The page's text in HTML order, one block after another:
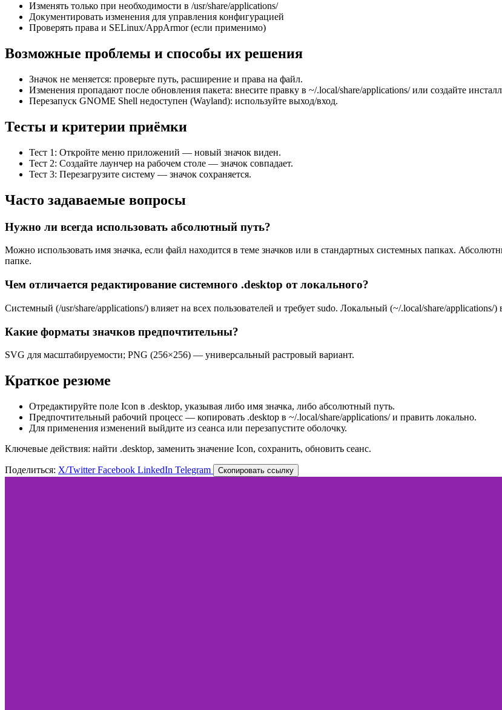
Изменять только при необходимости в /usr/share/applications/
Документировать изменения для управления конфигурацией
Проверять права и SELinux/AppArmor (если применимо)
Возможные проблемы и способы их решения
Значок не меняется: проверьте путь, расширение и права на файл.
Изменения пропадают после обновления пакета: внесите правку в ~/.local/share/applications/ или создайте
Перезапуск GNOME Shell недоступен (Wayland): используйте выход/вход.
Тесты и критерии приёмки
Тест 1: Откройте меню приложений — новый значок виден.
Тест 2: Создайте лаунчер на рабочем столе — значок совпадает.
Тест 3: Перезагрузите систему — значок сохраняется.
Часто задаваемые вопросы
Нужно ли всегда использовать абсолютный путь?
Можно использовать имя значка, если файл находится в теме значков или в стандартных системных папках.
папке.
Чем отличается редактирование системного .desktop от локального?
Системный (/usr/share/applications/) влияет на всех пользователей и требует sudo. Локальный (~/.local/share/
Какие форматы значков предпочтительны?
SVG для масштабируемости; PNG (256×256) — универсальный растровый вариант.
Краткое резюме
Отредактируйте поле Icon в .desktop, указывая либо имя значка, либо абсолютный путь.
Предпочтительный рабочий процесс — копировать .desktop в ~/.local/share/applications/ и править локально.
Для применения изменений выйдите из сеанса или перезапустите оболочку.
Ключевые действия: найти .desktop, заменить значение Icon, сохранить, обновить сеанс.
Поделиться: X/TwitterFacebook LinkedIn Telegram Скопировать ссылку